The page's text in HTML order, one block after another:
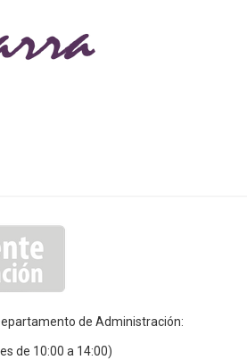
de Administración:
de 10:00 a 14:00)